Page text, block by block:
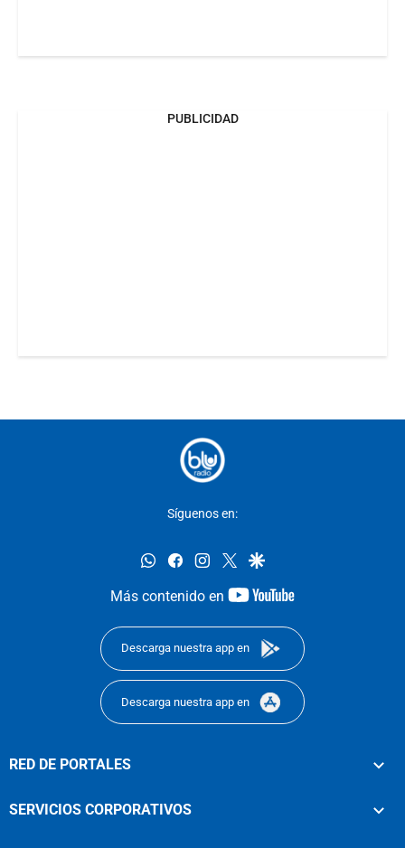
PUBLICIDAD
Síguenos en:
whatsappfacebookinstagram
twittergoogle
Más contenido en
youtube-
Descarga nuestra app en
Descarga nuestra app en
RED DE PORTALES
SERVICIOS CORPORATIVOS